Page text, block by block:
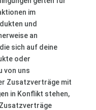
im
und
an
sich auf deine
oder
von uns
Zusatzverträge mit
in Konflikt stehen,